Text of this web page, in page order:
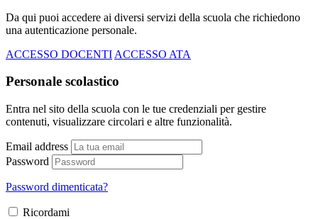
Da qui puoi accedere ai diversi servizi della scuola che richiedono
una autenticazione personale.
ACCESSO DOCENTI ACCESSO ATA
Personale scolastico
Entra nel sito della scuola con le tue credenziali per gestire
contenuti, visualizzare circolari e altre funzionalità.
Email address
Password
Password dimenticata?
Ricordami